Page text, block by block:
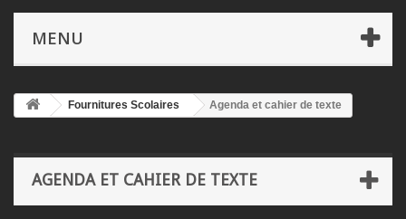
MENU
Fournitures Scolaires Agenda et cahier de texte
AGENDA ET CAHIER DE TEXTE